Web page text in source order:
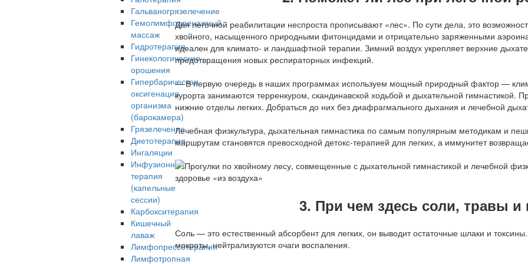
Гальваногрязелечение
Гемолимфодренажный
массаж
Гидротерапия
Гинекологические
орошения
Гипербарическая
оксигенация
организма
(барокамера)
Грязелечение
Диетотерапия
Ингаляции
Инфузионная
терапия
(капельные
сессии)
Карбокситерапия
Кишечный
лаваж
Лимфопрессотерапия
Лимфотропная
Для легочной реабилитации неспроста прописывают «лес». По сути дела, это
хвойного, насыщенного природными фитонцидами и отрицательно заряженными
идеален для климато- и ландшафтной терапии. Зимний воздух укрепляет верхние
предотвращения новых респираторных инфекций.
— В первую очередь в наших программах используем мощный природный фактор —
курорта занимаются терренкуром, скандинавской ходьбой и дыхательной гимнастикой.
нижние отделы легких. Добраться до них без диафрагмального дыхания и лечебной
Лечебная физкультура, дыхательная гимнастика по самым популярным методикам и
маршрутам становятся превосходной детокс-терапией для легких, а иммунитет
3. При чем здесь соли, травы
Соль — это естественный абсорбент для легких, он выводит остаточные шлаки и
мокроты, нейтрализуются очаги воспаления.